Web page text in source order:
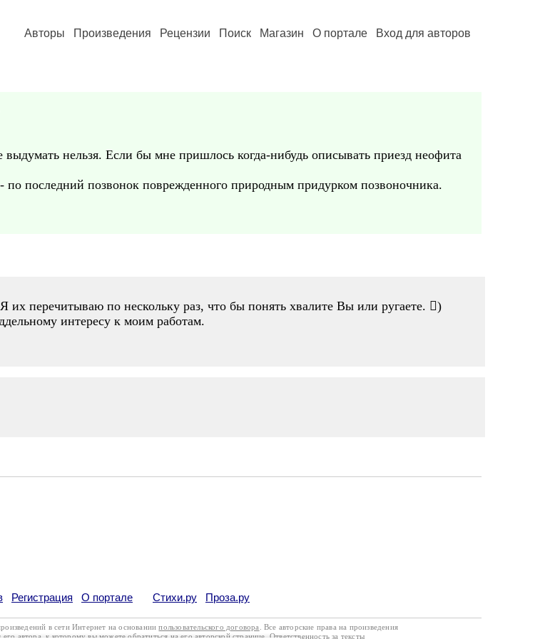
Авторы Произведения Рецензии Поиск Магазин О портале Вход для авторов
нельзя. Если бы мне пришлось когда-нибудь описывать приезд неофита
последний позвонок поврежденного природным придурком позвоночника.
перечитываю по нескольку раз, что бы понять хвалите Вы или ругаете. )
интересу к моим работам.
Регистрация О портале Стихи.ру Проза.ру
в сети Интернет на основаниипользовательского договора
. Все авторские права на произведения
автора, к которому вы можете обратиться на его авторской странице. Ответственность за тексты